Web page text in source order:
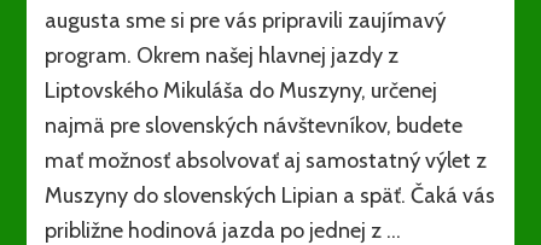
augusta sme si pre vás pripravili zaujímavý
program. Okrem našej hlavnej jazdy z
Liptovského Mikuláša do Muszyny, určenej
najmä pre slovenských návštevníkov, budete
mať možnosť absolvovať aj samostatný výlet z
Muszyny do slovenských Lipian a späť. Čaká vás
približne hodinová jazda po jednej z …